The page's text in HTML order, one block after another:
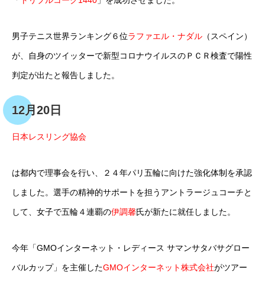
男子テニス世界ランキング６位ラファエル・ナダル （スペイン）
が、自身のツイッターで新型コロナウイルスのＰＣＲ検査で陽性
判定が出たと報告しました。
12月20日
日本レスリング協会
は都内で理事会を行い、２４年パリ五輪に向けた強化体制を承認
しました。選手の精神的サポートを担うアントラージュコーチと
して、女子で五輪４連覇の伊調馨氏が新たに就任しました。
今年「GMOインターネット・レディース サマンサタバサグロー
バルカップ」を主催したGMOインターネット株式会社がツアー